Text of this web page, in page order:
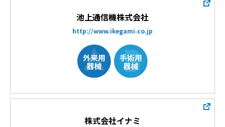
池上通信機株式会社
http://www.ikegami.co.jp
株式会社イナミ